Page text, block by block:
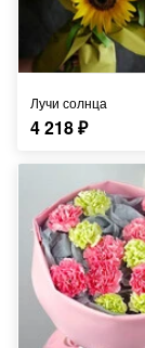
Лучи солнца
4 218₽